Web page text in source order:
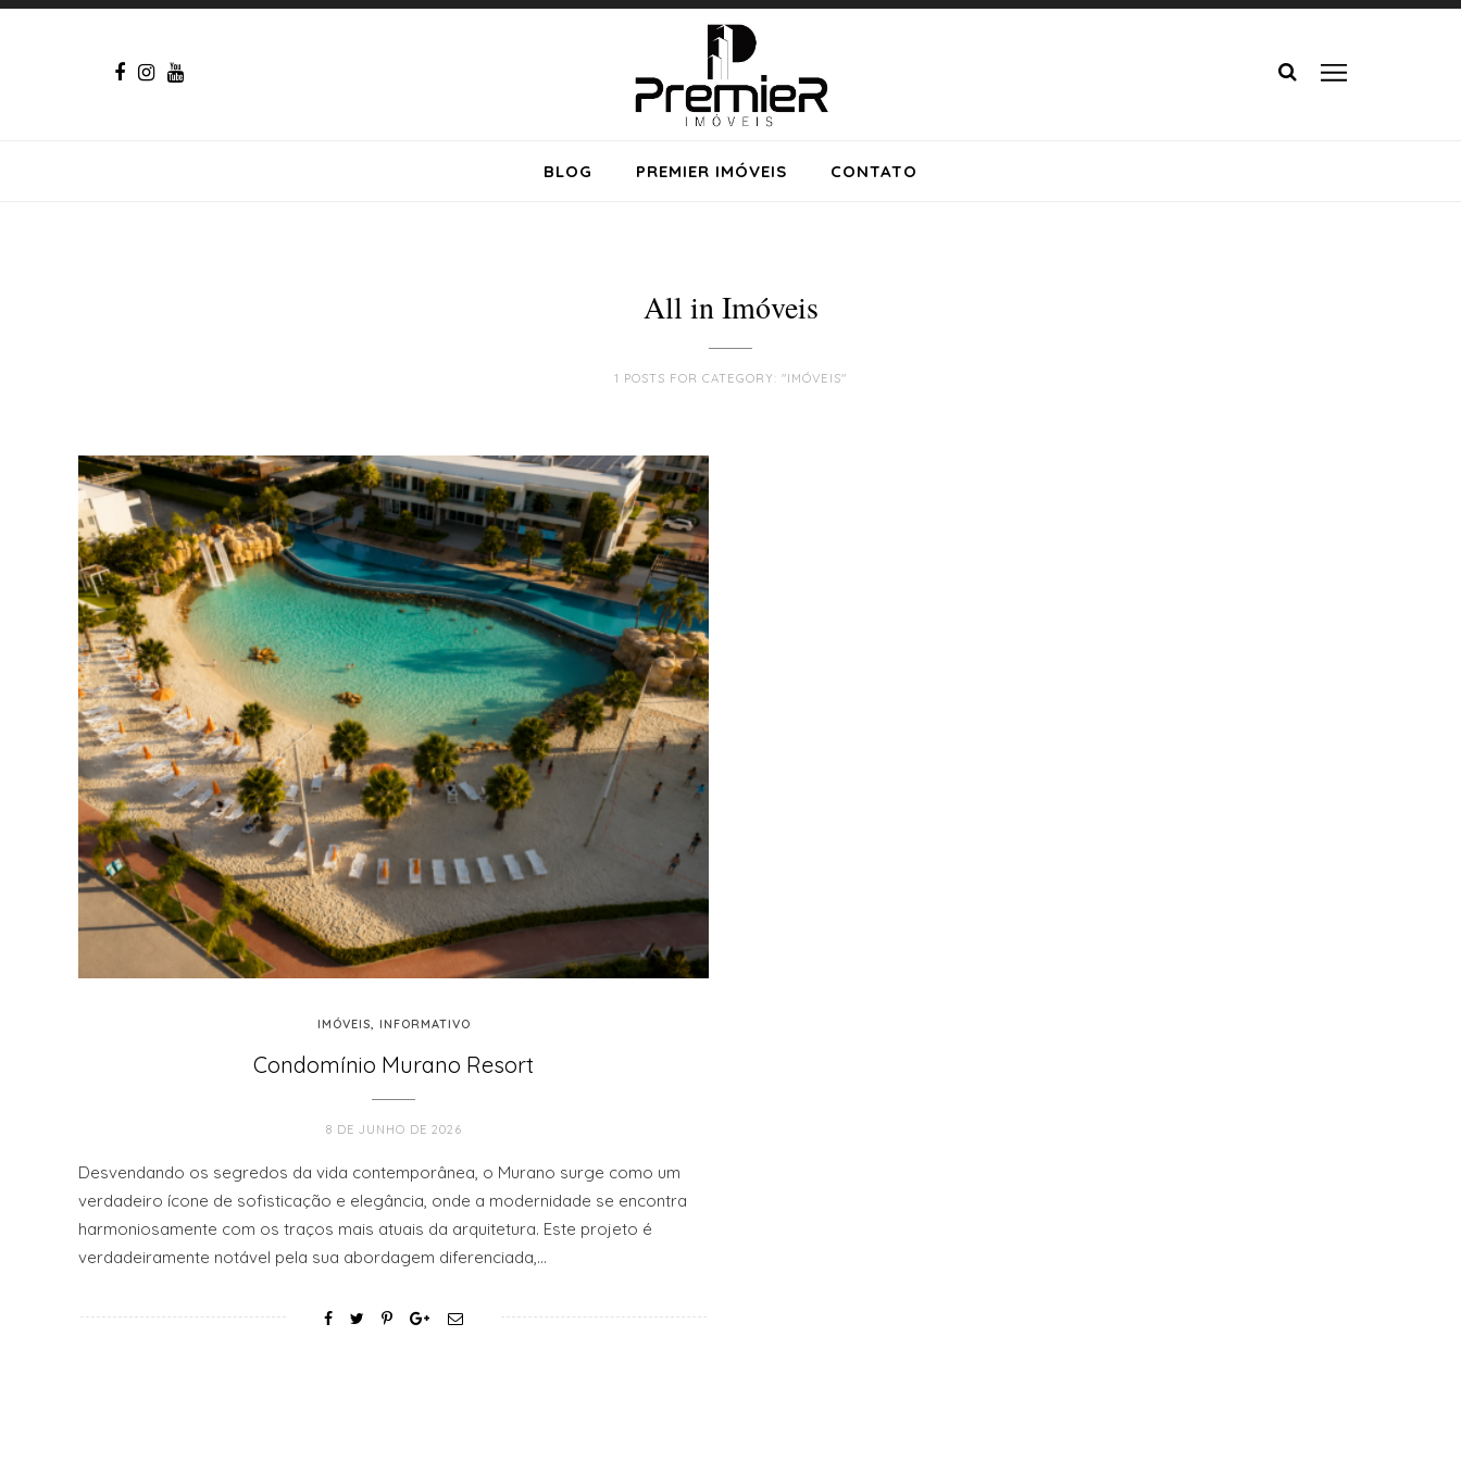
BLOG PREMIER IMÓVEIS CONTATO
All in Imóveis
1 POSTS FOR CATEGORY: "IMÓVEIS"
IMÓVEIS, INFORMATIVO
Condomínio Murano Resort
8 DE JUNHO DE 2026
Desvendando os segredos da vida contemporânea, o Murano surge como um
verdadeiro ícone de sofisticação e elegância, onde a modernidade se encontra
harmoniosamente com os traços mais atuais da arquitetura. Este projeto é
verdadeiramente notável pela sua abordagem diferenciada,…